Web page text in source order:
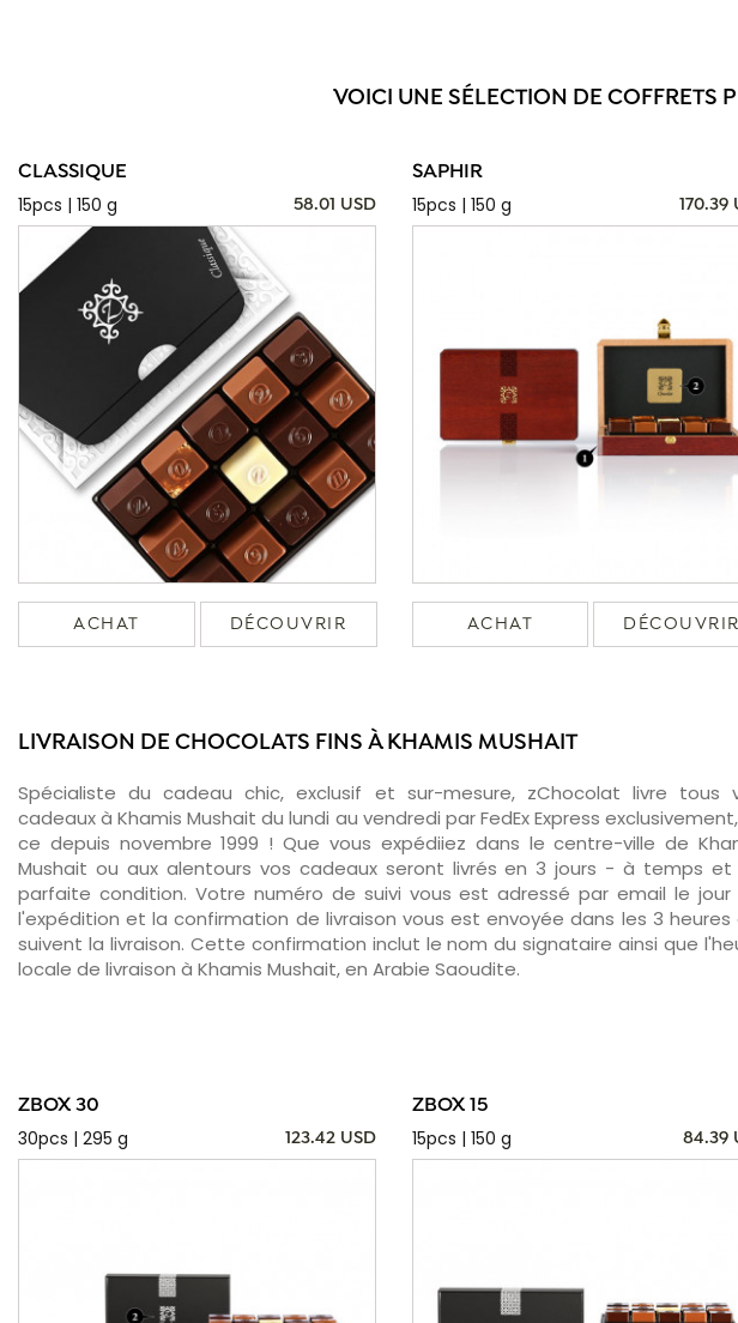
VOICI UNE SÉLECTION DE COFFRETS
CLASSIQUE
15pcs | 150 g
58.01 USD
ACHAT DÉCOUVRIR
SAPHIR
15pcs | 150 g
170.39
ACHAT DÉCOUVRIR
LIVRAISON DE CHOCOLATS FINS À KHAMIS MUSHAIT
Spécialiste du cadeau chic, exclusif et sur-mesure, zChocolat livre tous
cadeaux à Khamis Mushait du lundi au vendredi par FedEx Express
ce depuis novembre 1999 ! Que vous expédiiez dans le centre-ville de
Mushait ou aux alentours vos cadeaux seront livrés en 3 jours - à temps et
parfaite condition. Votre numéro de suivi vous est adressé par email le jour
l'expédition et la confirmation de livraison vous est envoyée dans les 3 heures
suivent la livraison. Cette confirmation inclut le nom du signataire ainsi que
locale de livraison à Khamis Mushait, en Arabie Saoudite.
ZBOX 30
30pcs | 295 g
123.42 USD
ZBOX 15
15pcs | 150 g
84.39